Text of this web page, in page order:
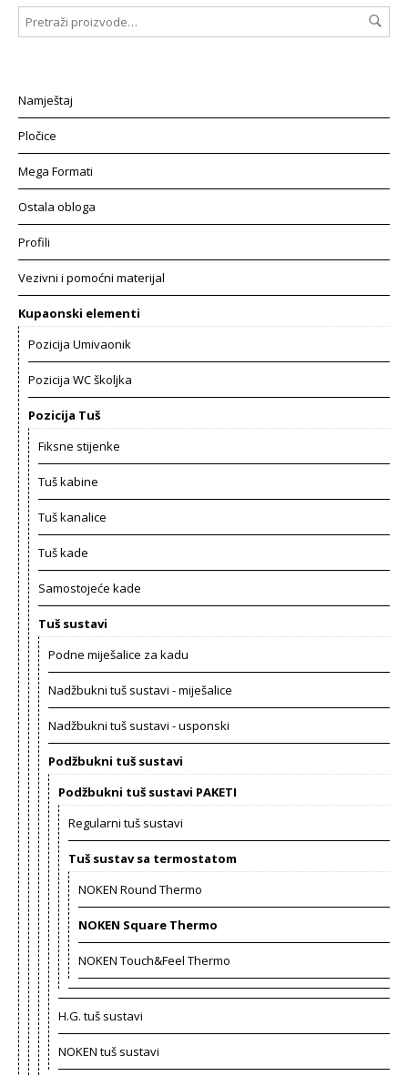
Namještaj
Pločice
Mega Formati
Ostala obloga
Profili
Vezivni i pomoćni materijal
Kupaonski elementi
Pozicija Umivaonik
Pozicija WC školjka
Pozicija Tuš
Fiksne stijenke
Tuš kabine
Tuš kanalice
Tuš kade
Samostojeće kade
Tuš sustavi
Podne miješalice za kadu
Nadžbukni tuš sustavi - miješalice
Nadžbukni tuš sustavi - usponski
Podžbukni tuš sustavi
Podžbukni tuš sustavi PAKETI
Regularni tuš sustavi
Tuš sustav sa termostatom
NOKEN Round Thermo
NOKEN Square Thermo
NOKEN Touch&Feel Thermo
H.G. tuš sustavi
NOKEN tuš sustavi